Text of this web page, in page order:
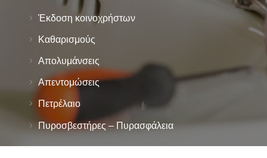
Έκδοση κοινοχρήστων
Καθαρισμούς
Απολυμάνσεις
Απεντομώσεις
Πετρέλαιο
Πυροσβεστήρες – Πυρασφάλεια